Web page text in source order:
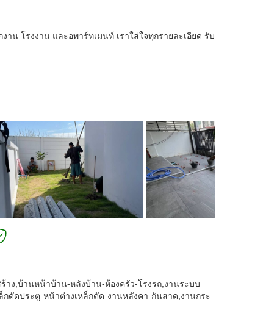
น โรงงาน และอพาร์ทเมนท์ เราใส่ใจทุกรายละเอียด รับ
าง,บ้านหน้าบ้าน-หลังบ้าน-ห้องครัว-โรงรถ,งานระบบ
ดัดประตู-หน้าต่างเหล็กดัด-งานหลังคา-กันสาด,งานกระ